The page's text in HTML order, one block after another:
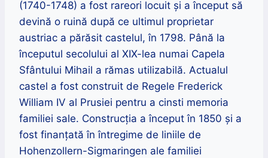
(1740-1748) a fost rareori locuit și a început să
devină o ruină după ce ultimul proprietar
austriac a părăsit castelul, în 1798. Până la
începutul secolului al XIX-lea numai Capela
Sfântului Mihail a rămas utilizabilă. Actualul
castel a fost construit de Regele Frederick
William IV al Prusiei pentru a cinsti memoria
familiei sale. Construcția a început în 1850 și a
fost finanțată în întregime de liniile de
Hohenzollern-Sigmaringen ale familiei